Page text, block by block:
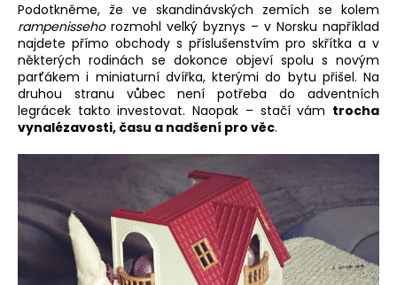
Podotkněme, že ve skandinávských zemích se kolem
rampenisseho rozmohl velký byznys – v Norsku například
najdete přímo obchody s příslušenstvím pro skřítka a v
některých rodinách se dokonce objeví spolu s novým
parťákem i miniaturní dvířka, kterými do bytu přišel. Na
druhou stranu vůbec není potřeba do adventních
legrácek takto investovat. Naopak – stačí vám trocha
vynalézavosti, času a nadšení pro věc.